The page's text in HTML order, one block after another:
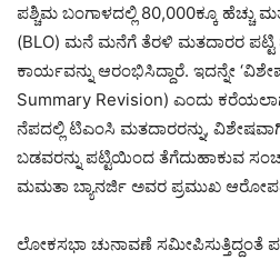
ಪಶ್ಚಿಮ ಬಂಗಾಳದಲ್ಲಿ 80,000ಕ್ಕೂ ಹೆಚ್ಚು
(BLO) ಮನೆ ಮನೆಗೆ ತೆರಳಿ ಮತದಾರರ ಪಟ್ಟಿ
ಕಾರ್ಯವನ್ನು ಆರಂಭಿಸಿದ್ದಾರೆ. ಇದನ್ನೇ
Summary Revision) ಎಂದು
ನೆಪದಲ್ಲಿ ಟಿಎಂಸಿ ಮತದಾರರನ್ನು, ವಿಶೇಷವಾಗಿ
ಬಡವರನ್ನು ಪಟ್ಟಿಯಿಂದ ತೆಗೆದುಹಾಕುವ
ಮಮತಾ ಬ್ಯಾನರ್ಜಿ ಅವರ ಪ್ರಮುಖ
ಲೋಕಸಭಾ ಚುನಾವಣೆ ಸಮೀಪಿಸುತ್ತಿದ್ದಂತೆ